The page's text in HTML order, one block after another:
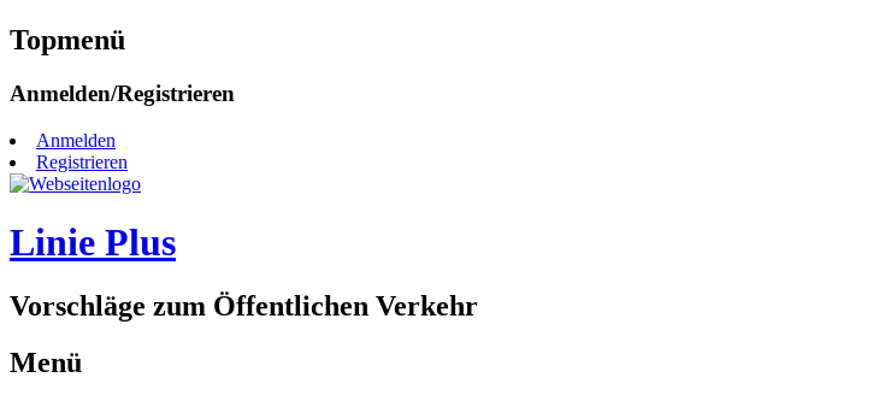
Topmenü
Zum
springen
Anmelden/Registrieren
Anmelden
Registrieren
Linie Plus
Vorschläge zum Öffentlichen Verkehr
Menü